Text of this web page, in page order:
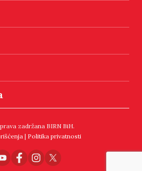
zadržana BIRN BiH.
| Politika privatnosti